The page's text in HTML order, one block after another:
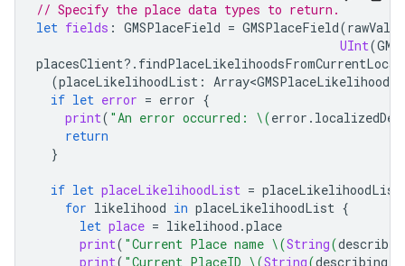
// Specify the place data types to return.
let fields : GMSPlaceField = GMSPlaceField(rawValue
UInt(
placesClient?.
(placeLikelihoodList : Array<GMSPlaceLikelihood>
if let error = error {
print( "An error occurred: \(error .
return
}
if let placeLikelihoodList = placeLikelihoodList
for likelihood in placeLikelihoodList {
let place = likelihood .place
print( "Current Place name \(String(
print( "Current PlaceID \(String(describing